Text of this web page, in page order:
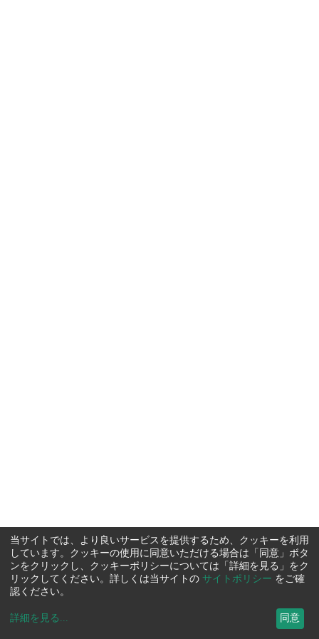
当サイトでは、より良いサービスを提供するため、クッキーを利用
しています。クッキーの使用に同意いただける場合は「同意」ボタ
ンをクリックし、クッキーポリシーについては「詳細を見る」をク
リックしてください。詳しくは当サイトの サイトポリシー をご確
認ください。
詳細を見る ... 同意